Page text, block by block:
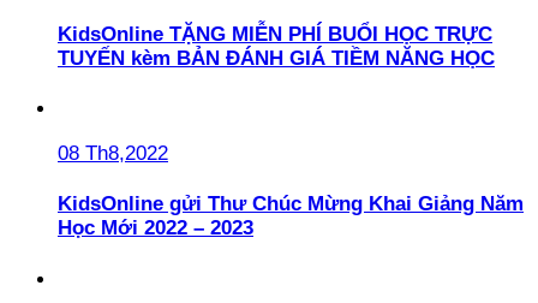
KidsOnline TẶNG MIỄN PHÍ BUỔI HỌC TRỰC
TUYẾN kèm BẢN ĐÁNH GIÁ TIỀM NĂNG HỌC
08 Th8,2022
KidsOnline gửi Thư Chúc Mừng Khai Giảng Năm
Học Mới 2022 – 2023